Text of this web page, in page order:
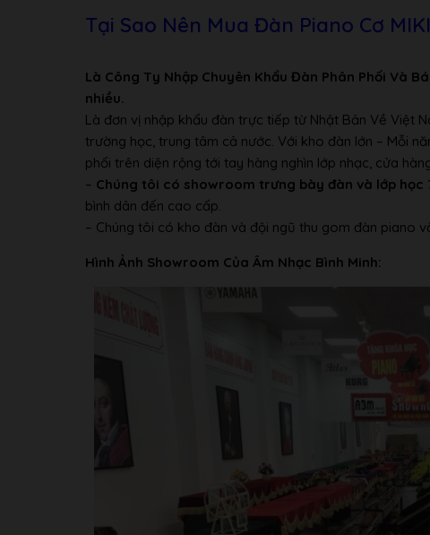
Khung đàn:Thiết kế V-Pro
Thanh ngang bộ máy cơ:Hợp kim nhôm
Điều kiện khí hậu:
Tại Sao Nên Mua Đàn Piano Cơ
Là Công Ty Nhập Chuyên Khẩu Đàn Phân Phối Và
nhiều.
Là đơn vị nhập khẩu đàn trực tiếp từ Nhật Bản Về Việt
trường học, trung tâm cả nước. Với kho đàn lớn – Mỗi
phối trên diện rộng tới tay hàng nghìn lớp nhạc, cửa
– Chúng tôi có showroom trưng bày đàn và lớp học
bình dân đến cao cấp.
– Chúng tôi có kho đàn và đội ngũ thu gom đàn piano
Hình Ảnh Showroom Của Âm Nhạc Bình Minh: